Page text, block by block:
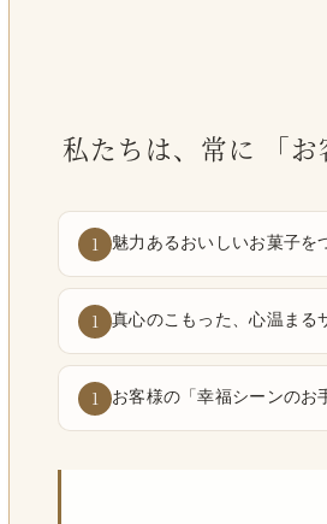
私たちは、常に 「
1 魅力あるおいしいお菓子を
1 真心のこもった、心温まる
1 お客様の 「幸福シーンのお